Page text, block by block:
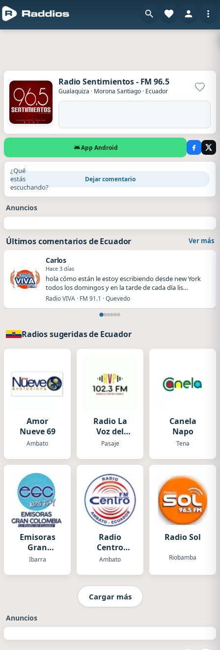
Radio Sentimientos - FM 96.5
Gualaquiza · Morona Santiago · Ecuador
App Android
¿Qué
estás
escuchando?
Dejar comentario
Anuncios
Últimos comentarios de Ecuador Ver más
Carlos
Hace 3 días
hola cómo están le estoy escribiendo desde new York
todos los domingos y en la tarde de cada día lis…
Radio VIVA · FM 91.1 · Quevedo
Radios sugeridas de Ecuador
Amor
Nueve 69
Ambato
Radio La
Voz del
Pueblo
Pasaje
Canela
Napo
Tena
Emisoras
Gran
Colombia
Ibarra
Radio
Centro
Ambato FM
Ambato
Radio Sol
Riobamba
Cargar más
Anuncios